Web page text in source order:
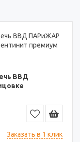
ВВД
Заказать в 1 клик